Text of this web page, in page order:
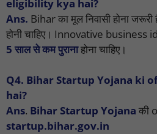
eligibility kya hai?
Ans. Bihar का मूल निवासी होना
होनी चाहिए। Innovative business
5 साल से कम पुरानाहोना चाहिए।
Q4. Bihar Startup Yojana ki
hai?
Ans. Bihar Startup Yojana की
startup.bihar.gov.in